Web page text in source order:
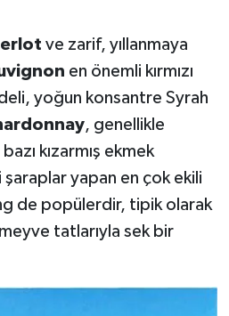
ve zarif, yıllanmaya
en önemli kırmızı
yoğun konsantre Syrah
, genellikle
kızarmış ekmek
yapan en çok ekili
de popülerdir, tipik olarak
tatlarıyla sek bir